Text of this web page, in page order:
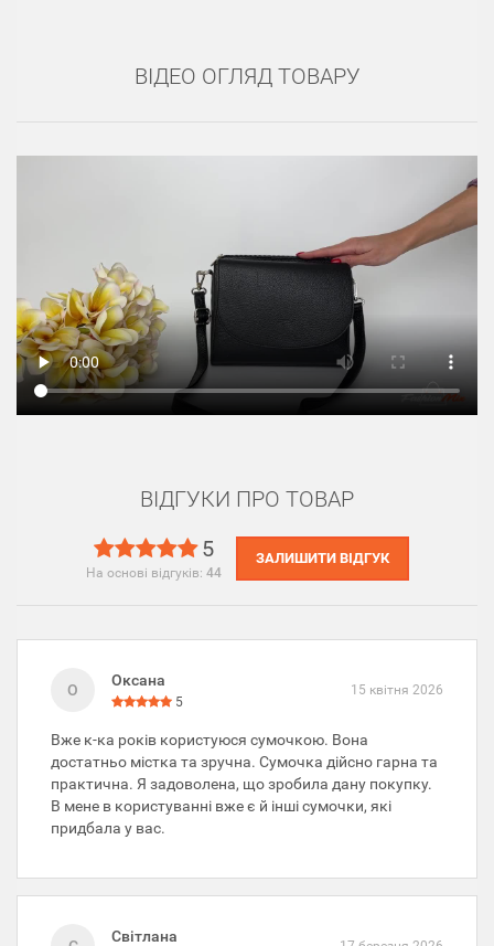
ВІДЕО ОГЛЯД ТОВАРУ
ВІДГУКИ ПРО ТОВАР
5
На основі відгуків: 44
ЗАЛИШИТИ ВІДГУК
О
Оксана
5
15 квітня 2026
Вже к-ка років користуюся сумочкою. Вона
достатньо містка та зручна. Сумочка дійсно гарна та
практична. Я задоволена, що зробила дану покупку.
В мене в користуванні вже є й інші сумочки, які
придбала у вас.
Світлана